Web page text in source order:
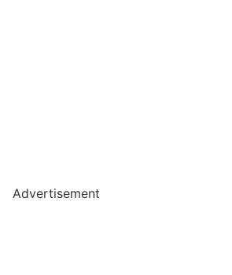
Advertisement